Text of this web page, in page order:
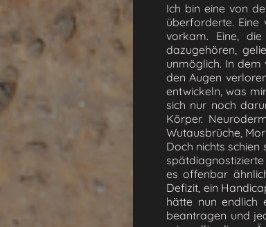
Ich bin eine von
überforderte.
vorkam. Eine,
dazugehören,
unmöglich. In
den Augen
entwickeln, was
sich nur noch
Körper.
Wutausbrüche,
Doch nichts
spätdiagnostizierte
es offenbar
Defizit, ein
hätte nun endlich
beantragen und